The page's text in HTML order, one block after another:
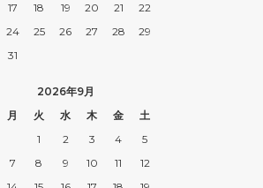
17 18 19 20 21
22
24 25 26 27 28
29
31
2026年9月
月 火 水 木 金
土
1
2 3 4
5
7 8 9 10 11
12